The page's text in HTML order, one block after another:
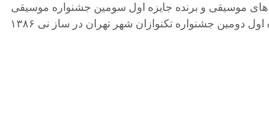
های موسیقی و برنده جایزه اول سومین جشنواره موسیقی
شهرداری تهران ۱۳۸۶ و برنده جایزه اول دومین جشنواره تکنوازان شهر تهران در ساز نی ۱۳۸۶